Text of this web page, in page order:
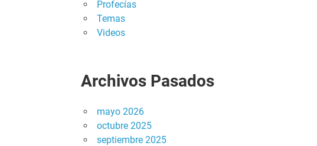
Profecías
Temas
Videos
Archivos Pasados
mayo 2026
octubre 2025
septiembre 2025